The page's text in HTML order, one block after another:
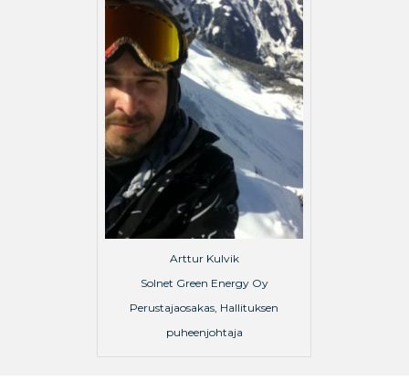
Arttur Kulvik
Solnet Green Energy Oy
Perustajaosakas, Hallituksen
puheenjohtaja